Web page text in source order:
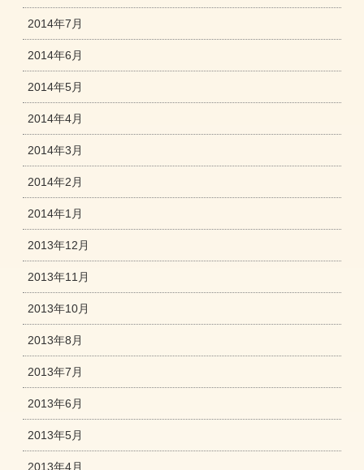
2014年7月
2014年6月
2014年5月
2014年4月
2014年3月
2014年2月
2014年1月
2013年12月
2013年11月
2013年10月
2013年8月
2013年7月
2013年6月
2013年5月
2013年4月